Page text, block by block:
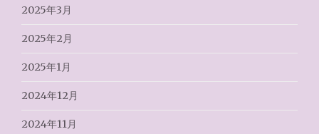
2025年3月
2025年2月
2025年1月
2024年12月
2024年11月